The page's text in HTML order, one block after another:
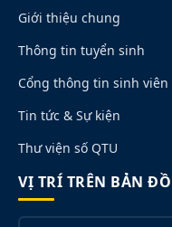
Giới thiệu chung
Thông tin tuyển sinh
Cổng thông tin sinh viên
Tin tức & Sự kiện
Thư viện số QTU
VỊ TRÍ TRÊN BẢN ĐỒ